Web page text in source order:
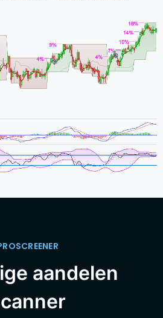
aandelen